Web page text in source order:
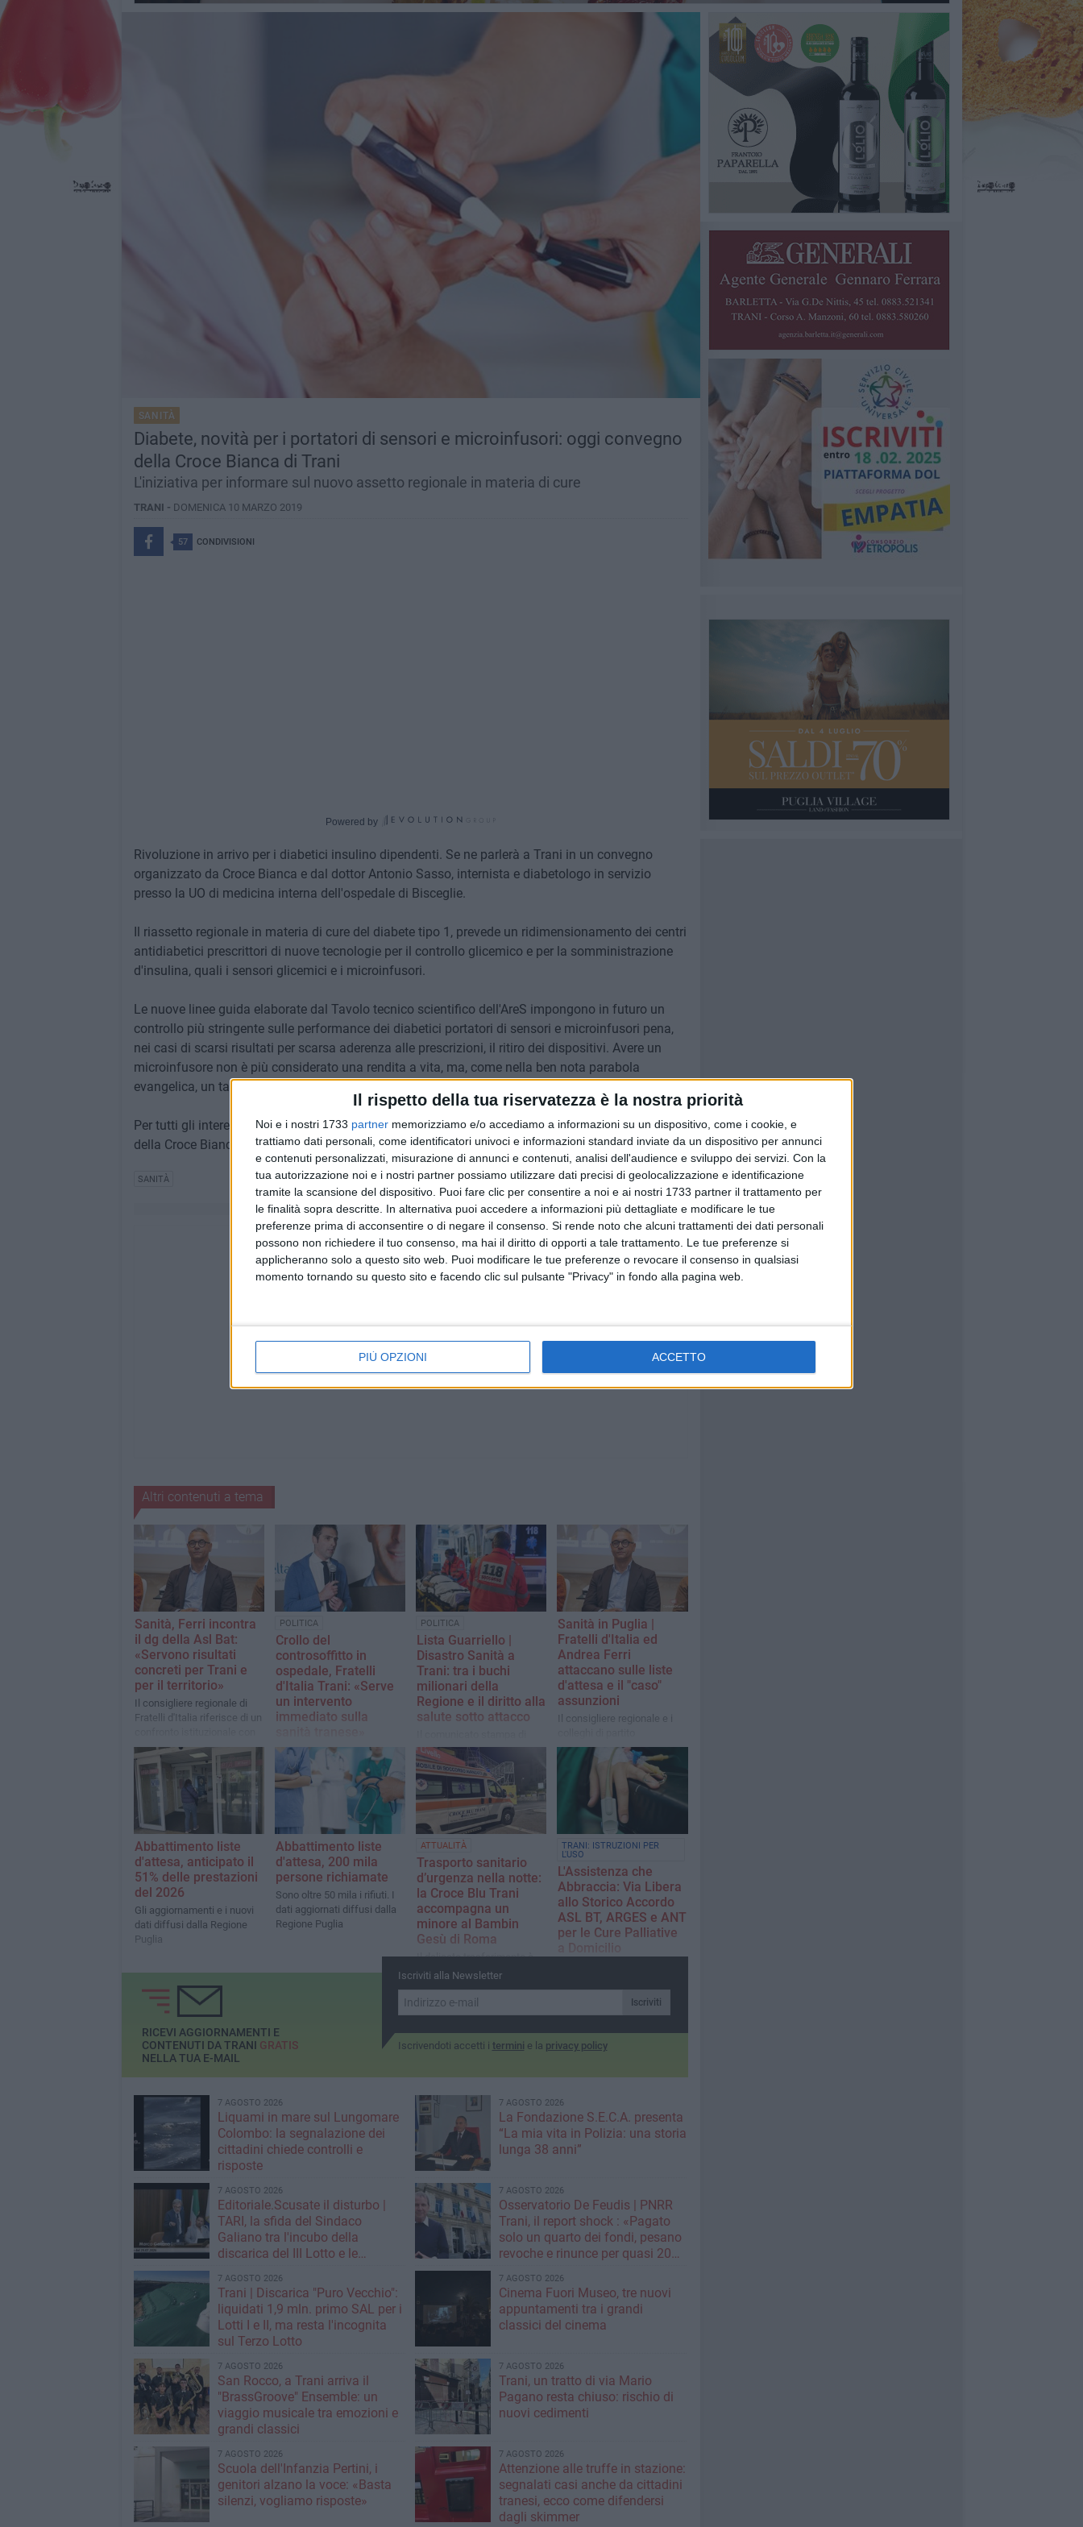
Il rispetto della tua riservatezza è la nostra priorità
Noi e i nostri 1733 partner memorizziamo e/o accediamo a informazioni su un dispositivo, come i cookie, e
trattiamo dati personali, come identificatori univoci e informazioni standard inviate da un dispositivo per annunci
e contenuti personalizzati, misurazione di annunci e contenuti, analisi dell'audience e sviluppo dei servizi. Con la
tua autorizzazione noi e i nostri partner possiamo utilizzare dati precisi di geolocalizzazione e identificazione
tramite la scansione del dispositivo. Puoi fare clic per consentire a noi e ai nostri 1733 partner il trattamento per
le finalità sopra descritte. In alternativa puoi accedere a informazioni più dettagliate e modificare le tue
preferenze prima di acconsentire o di negare il consenso. Si rende noto che alcuni trattamenti dei dati personali
possono non richiedere il tuo consenso, ma hai il diritto di opporti a tale trattamento. Le tue preferenze si
applicheranno solo a questo sito web. Puoi modificare le tue preferenze o revocare il consenso in qualsiasi
momento tornando su questo sito e facendo clic sul pulsante "Privacy" in fondo alla pagina web.
PIÙ OPZIONI ACCETTO
SANITÀ
Diabete, novità per i portatori di sensori e microinfusori: oggi convegno
della Croce Bianca di Trani
L'iniziativa per informare sul nuovo assetto regionale in materia di cure
TRANI - DOMENICA 10 MARZO 2019
57 CONDIVISIONI
Powered by
Rivoluzione in arrivo per i diabetici insulino dipendenti. Se ne parlerà a Trani in un convegno
organizzato da Croce Bianca e dal dottor Antonio Sasso, internista e diabetologo in servizio
presso la UO di medicina interna dell'ospedale di Bisceglie.
Il riassetto regionale in materia di cure del diabete tipo 1, prevede un ridimensionamento dei centri
antidiabetici prescrittori di nuove tecnologie per il controllo glicemico e per la somministrazione
d'insulina, quali i sensori glicemici e i microinfusori.
Le nuove linee guida elaborate dal Tavolo tecnico scientifico dell'AreS impongono in futuro un
controllo più stringente sulle performance dei diabetici portatori di sensori e microinfusori pena,
nei casi di scarsi risultati per scarsa aderenza alle prescrizioni, il ritiro dei dispositivi. Avere un
microinfusore non è più considerato una rendita a vita, ma, come nella ben nota parabola
evangelica, un talento da far fruttare anziché sotterrare.
Per tutti gli interessati il convegno si terrà oggi, domenica 10 marzo, alle ore 10 presso la sede
della Croce Bianca in via Edoardo Fusco 57.
SANITÀ
Altri contenuti a tema
Sanità, Ferri incontra
il dg della Asl Bat:
«Servono risultati
concreti per Trani e
per il territorio»
Il consigliere regionale di
Fratelli d'Italia riferisce di un
Alessandro Di Bello
POLITICA
Crollo del
controsoffitto in
ospedale, Fratelli
d'Italia Trani: «Serve
un intervento
immediato sulla
Il partito cittadino chiede un
confronto istituzionale tra
Comune, ASL BT e Regione
POLITICA
Lista Guarriello |
Disastro Sanità a
Trani: tra i buchi
milionari della
Regione e il diritto alla
salute sotto attacco
Maria Grazia Cinquepalmi,
Segretaria del Movimento
“Angelo Guarriello”: «PTA
smantellato e RSA
fantasma»
Sanità in Puglia |
Fratelli d'Italia ed
Andrea Ferri
attaccano sulle liste
d'attesa e il "caso"
assunzioni
Il consigliere regionale e i
denunciano: «Più di un
pugliese su due rinuncia alla
sanità pubblica o si rivolge
al privato. Nel frattempo la
Corte dei Conti conferma i
nostri dubbi sulle
stabilizzazioni elettorali».
Abbattimento liste
d'attesa, anticipato il
51% delle prestazioni
del 2026
Gli aggiornamenti e i nuovi
dati diffusi dalla Regione
Puglia
Abbattimento liste
d'attesa, 200 mila
persone richiamate
Sono oltre 50 mila i rifiuti. I
dati aggiornati diffusi dalla
Regione Puglia
ATTUALITÀ
Trasporto sanitario
d’urgenza nella notte:
la Croce Blu Trani
accompagna un
minore al Bambin
Gesù di Roma
Il delicato trasferimento è
avvenuto tra Barletta e la
specializzato a bordo
TRANI: ISTRUZIONI PER
L'USO
L'Assistenza che
Abbraccia: Via Libera
allo Storico Accordo
ASL BT, ARGES e ANT
per le Cure Palliative
a Domicilio
come attivare e fruire di
Iscriviti alla Newsletter
Iscriviti
Iscrivendoti accetti i termini e la privacy policy
RICEVI AGGIORNAMENTI E
CONTENUTI DA TRANI GRATIS
NELLA TUA E-MAIL
7 AGOSTO 2026
Liquami in mare sul Lungomare
Colombo: la segnalazione dei
cittadini chiede controlli e
risposte
7 AGOSTO 2026
La Fondazione S.E.C.A. presenta
“La mia vita in Polizia: una storia
lunga 38 anni”
7 AGOSTO 2026
Editoriale.Scusate il disturbo |
TARI, la sfida del Sindaco
Galiano tra l'incubo della
discarica del III Lotto e le
rifiuti
7 AGOSTO 2026
Osservatorio De Feudis | PNRR
Trani, il report shock : «Pagato
solo un quarto dei fondi, pesano
revoche e rinunce per quasi 20
7 AGOSTO 2026
Trani | Discarica "Puro Vecchio":
liquidati 1,9 mln. primo SAL per i
Lotti I e II, ma resta l'incognita
sul Terzo Lotto
7 AGOSTO 2026
Cinema Fuori Museo, tre nuovi
appuntamenti tra i grandi
classici del cinema
7 AGOSTO 2026
San Rocco, a Trani arriva il
"BrassGroove" Ensemble: un
viaggio musicale tra emozioni e
grandi classici
7 AGOSTO 2026
Trani, un tratto di via Mario
Pagano resta chiuso: rischio di
nuovi cedimenti
7 AGOSTO 2026
Scuola dell'Infanzia Pertini, i
genitori alzano la voce: «Basta
silenzi, vogliamo risposte»
7 AGOSTO 2026
Attenzione alle truffe in stazione:
segnalati casi anche da cittadini
tranesi, ecco come difendersi
dagli skimmer